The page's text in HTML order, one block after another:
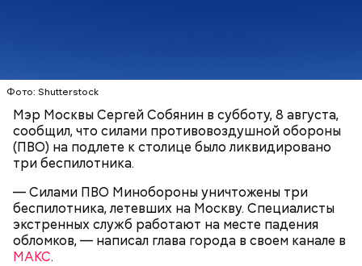
Фото: Shutterstock
Мэр Москвы Сергей Собянин в субботу, 8 августа,
сообщил, что силами противовоздушной обороны
(ПВО) на подлете к столице было ликвидировано
три беспилотника.
— Силами ПВО Минобороны уничтожены три
беспилотника, летевших на Москву. Специалисты
экстренных служб работают на месте падения
обломков, — написал глава города в своем канале в
МАКС.
Губернатор Ярославской области Михаил Евраев